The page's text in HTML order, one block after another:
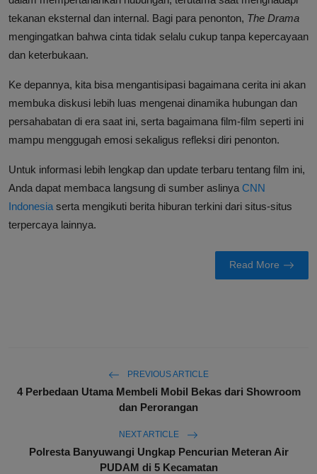
tekanan eksternal dan internal. Bagi para penonton, The Drama
mengingatkan bahwa cinta tidak selalu cukup tanpa kepercayaan
dan keterbukaan.
Ke depannya, kita bisa mengantisipasi bagaimana cerita ini akan
membuka diskusi lebih luas mengenai dinamika hubungan dan
persahabatan di era saat ini, serta bagaimana film-film seperti ini
mampu menggugah emosi sekaligus refleksi diri penonton.
Untuk informasi lebih lengkap dan update terbaru tentang film ini,
Anda dapat membaca langsung di sumber aslinya CNN
Indonesia serta mengikuti berita hiburan terkini dari situs-situs
terpercaya lainnya.
Read More
PREVIOUS ARTICLE
4 Perbedaan Utama Membeli Mobil Bekas dari Showroom
dan Perorangan
NEXT ARTICLE
Polresta Banyuwangi Ungkap Pencurian Meteran Air
PUDAM di 5 Kecamatan